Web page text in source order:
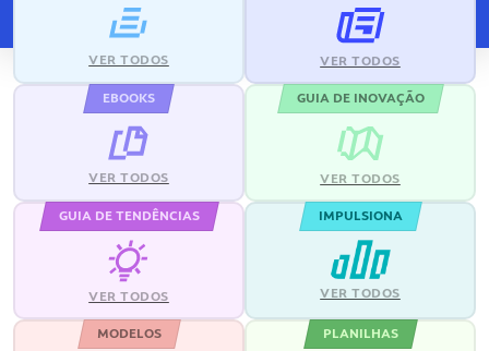
VER TODOS VER TODOS
EBOOKS
VER TODOS
GUIA DE INOVAÇÃO
VER TODOS
GUIA DE TENDÊNCIAS
VER TODOS
IMPULSIONA
VER TODOS
MODELOS PLANILHAS